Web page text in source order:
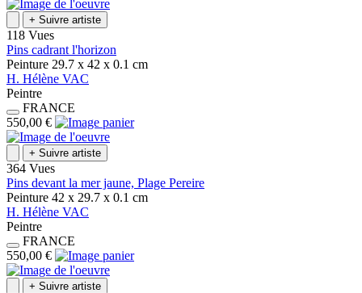
+ Suivre artiste
118 Vues
Pins cadrant l'horizon
Peinture 29.7 x 42 x 0.1 cm
H. Hélène VAC
Peintre
FRANCE
550,00 €
+ Suivre artiste
364 Vues
Pins devant la mer jaune, Plage Pereire
Peinture 42 x 29.7 x 0.1 cm
H. Hélène VAC
Peintre
FRANCE
550,00 €
+ Suivre artiste